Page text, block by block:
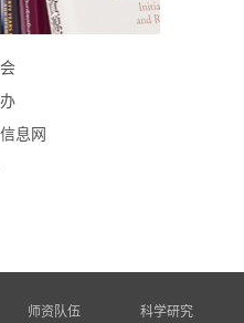
息网
师资队伍
科学研究